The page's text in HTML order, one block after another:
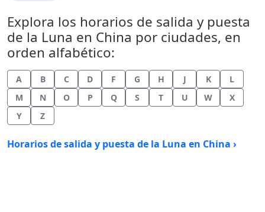
Explora los horarios de salida y puesta
de la Luna en China por ciudades, en
orden alfabético:
A B C D F G H J K
L
M
N O P Q S T U W
X
Y
Z
Horarios de salida y puesta de la Luna en China ›